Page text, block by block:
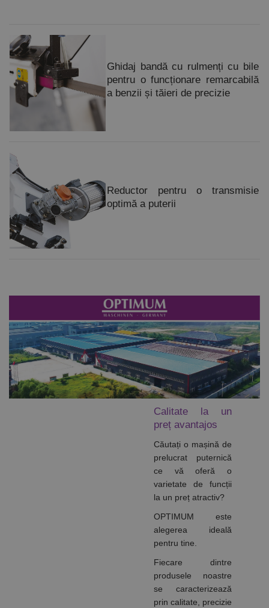
Ghidaj bandă cu rulmenți cu bile
pentru o funcționare remarcabilă
a benzii și tăieri de precizie
Reductor pentru o transmisie
optimă a puterii
Calitate la un
preț avantajos
Căutați o mașină de
prelucrat puternică
ce vă oferă o
varietate de funcții
la un preț atractiv?
OPTIMUM este
alegerea ideală
pentru tine.
Fiecare dintre
produsele noastre
se caracterizează
prin calitate, precizie